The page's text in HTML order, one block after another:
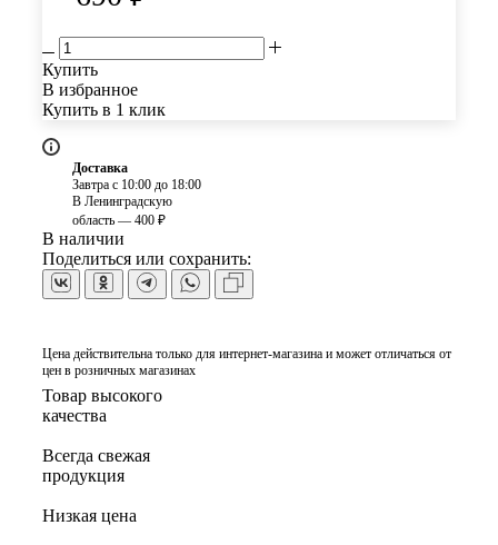
Купить
В избранное
Купить в 1 клик
Доставка
Завтра с 10:00 до 18:00
В Ленинградскую
область — 400 ₽
В наличии
Поделиться или сохранить:
Цена действительна только для интернет-магазина и может отличаться от
цен в розничных магазинах
Товар высокого
качества
Всегда свежая
продукция
Низкая цена